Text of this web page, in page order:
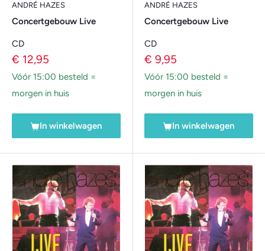
ANDRÉ HAZES
Concertgebouw Live
CD
Verkoopprijs
€ 12,95
Vóór 15:00 besteld =
morgen in huis
In winkelwagen
ANDRÉ HAZES
Concertgebouw Live
CD
Verkoopprijs
€ 9,95
Vóór 15:00 besteld =
morgen in huis
In winkelwagen